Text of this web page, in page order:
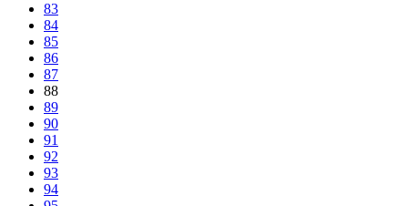
83
84
85
86
87
88
89
90
91
92
93
94